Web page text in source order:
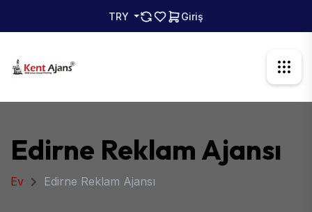
TRY Giriş
Edirne Reklam Ajansı
Ev Edirne Reklam Ajansı